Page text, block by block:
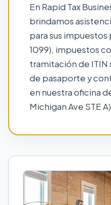
En Rapid Tax
brindamos
para sus
1099), impuestos
tramitación de
de pasaporte y
en nuestra oficina
Michigan Ave STE